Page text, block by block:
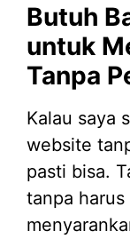
Butuh
untuk
Tanpa
Kalau saya
website
pasti bisa.
tanpa